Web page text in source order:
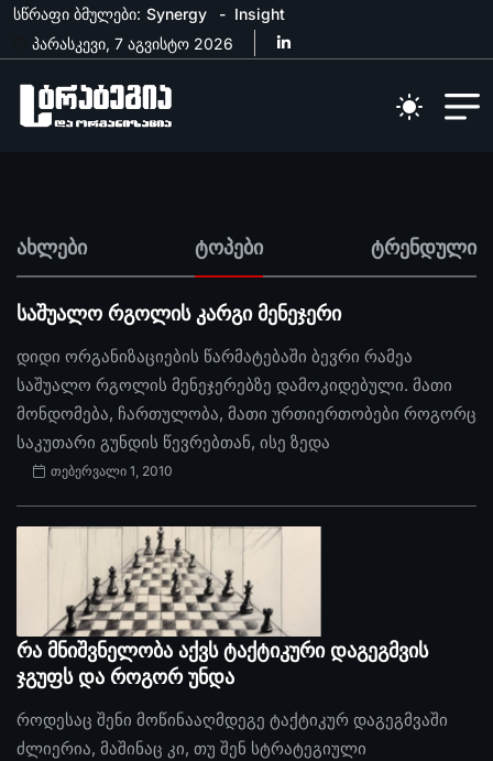
სწრაფი ბმულები: Synergy
Insight
პარასკევი, 7 აგვისტო 2026
ახლები ტოპები ტრენდული
საშუალო რგოლის კარგი მენეჯერი
დიდი ორგანიზაციების წარმატებაში ბევრი რამეა
საშუალო რგოლის მენეჯერებზე დამოკიდებული. მათი
მონდომება, ჩართულობა, მათი ურთიერთობები როგორც
საკუთარი გუნდის წევრებთან, ისე ზედა
თებერვალი 1, 2010
რა მნიშვნელობა აქვს ტაქტიკური დაგეგმვის
ჯგუფს და როგორ უნდა
როდესაც შენი მოწინააღმდეგე ტაქტიკურ დაგეგმვაში
ძლიერია, მაშინაც კი, თუ შენ სტრატეგიული